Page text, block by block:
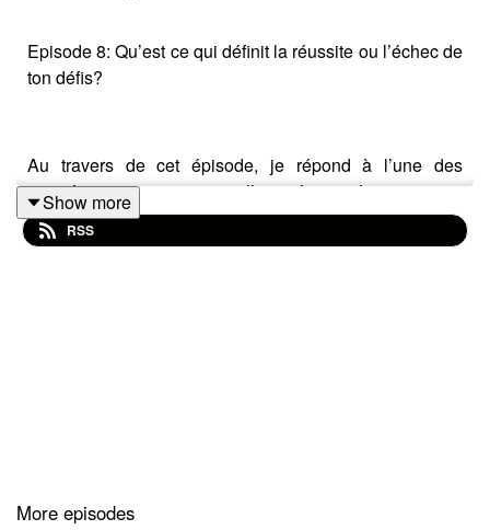
Episode 8: Qu’est ce qui définit la réussite ou l’échec de
ton défis?
Au travers de cet épisode, je répond à l’une des
premières questions que l’on m’a posé concernant
l’aventure 2024.
Show more
RSS
More episodes